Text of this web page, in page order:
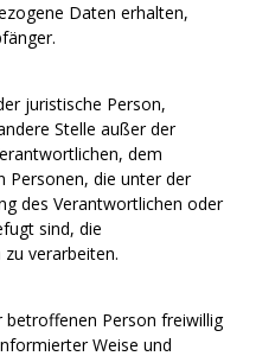
Daten erhalten,
juristische Person,
Stelle außer der
dem
Personen, die unter der
des Verantwortlichen oder
sind, die
verarbeiten.
betroffenen Person freiwillig
Weise und